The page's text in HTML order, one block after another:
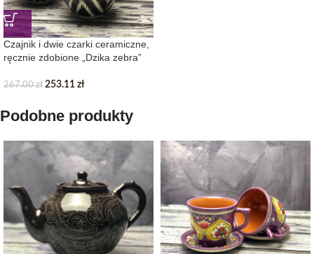
Czajnik i dwie czarki ceramiczne,
ręcznie zdobione „Dzika zebra”
267.00zł 253.11 zł
Podobne produkty